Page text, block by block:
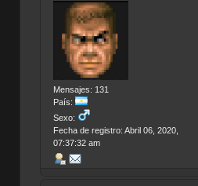
Mensajes: 131
País:
Sexo:
Fecha de registro: Abril 06, 2020,
07:37:32 am